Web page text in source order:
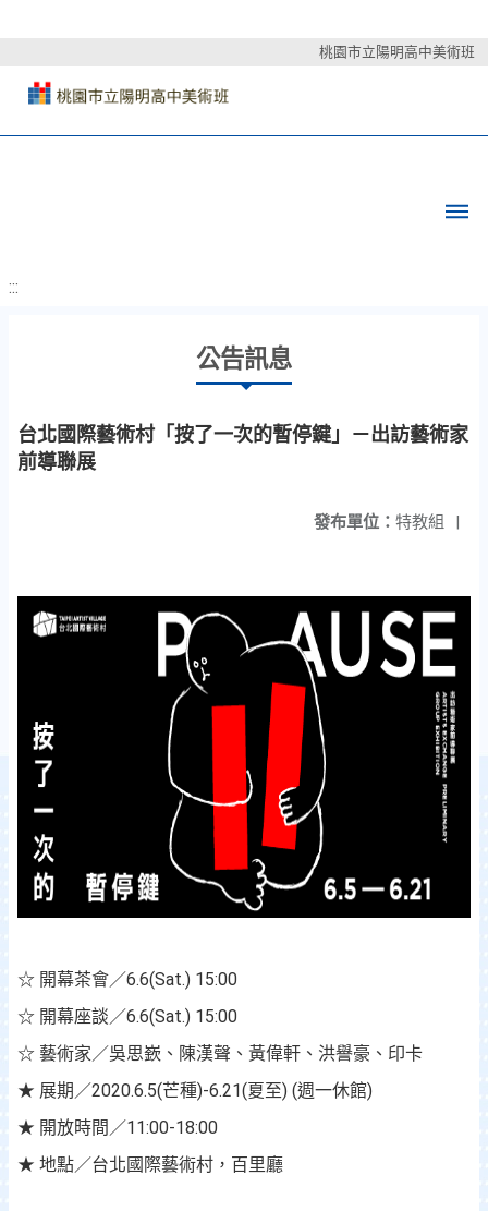
桃園市立陽明高中美術班
:::
公告訊息
台北國際藝術村「按了一次的暫停鍵」－出訪藝術家
前導聯展
發布單位： 特教組 |
☆ 開幕茶會／6.6(Sat.) 15:00
☆ 開幕座談／6.6(Sat.) 15:00
☆ 藝術家／吳思嶔、陳漢聲、黃偉軒、洪譽豪、印卡
★ 展期／2020.6.5(芒種)-6.21(夏至) (週一休館)
★ 開放時間／11:00-18:00
★ 地點／台北國際藝術村，百里廳